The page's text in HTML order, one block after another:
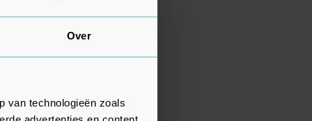
Over
van technologieën zoals